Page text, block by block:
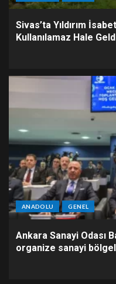
Sivas’ta Yıldırım
Kullanılamaz Hale
ANADOLU GENEL
Ankara Sanayi Odası
organize sanayi